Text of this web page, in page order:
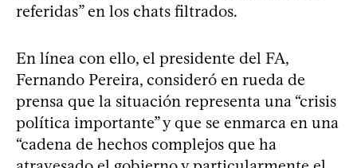
referidas” en los chats filtrados.
En línea con ello, el presidente del FA,
Fernando Pereira, consideró en rueda de
prensa que la situación representa una “crisis
política importante” y que se enmarca en una
“cadena de hechos complejos que ha